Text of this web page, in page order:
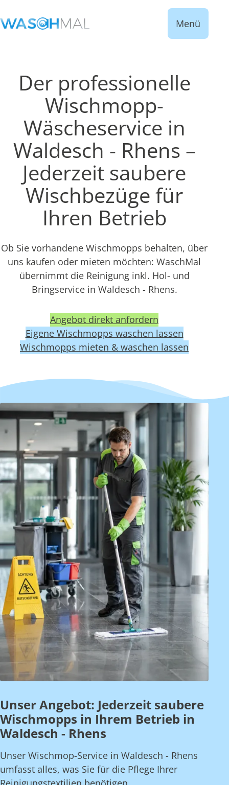
Menü
Der professionelle
Wischmopp-
Wäscheservice in
Waldesch - Rhens –
Jederzeit saubere
Wischbezüge für
Ihren Betrieb
Ob Sie vorhandene Wischmopps behalten, über
uns kaufen oder mieten möchten: WaschMal
übernimmt die Reinigung inkl. Hol- und
Bringservice in Waldesch - Rhens.
Angebot direkt anfordern
Eigene Wischmopps waschen lassen
Wischmopps mieten & waschen lassen
Unser Angebot: Jederzeit saubere
Wischmopps in Ihrem Betrieb in
Waldesch - Rhens
Unser Wischmop-Service in Waldesch - Rhens
umfasst alles, was Sie für die Pflege Ihrer